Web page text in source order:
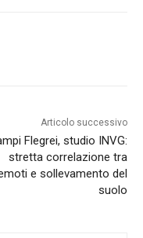
Articolo successivo
Flegrei, studio INVG:
stretta correlazione tra
e sollevamento del
suolo